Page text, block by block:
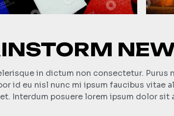
in dictum non consectetur. Purus
id eu nisl nunc mi ipsum faucibus vitae
Interdum posuere lorem ipsum dolor sit